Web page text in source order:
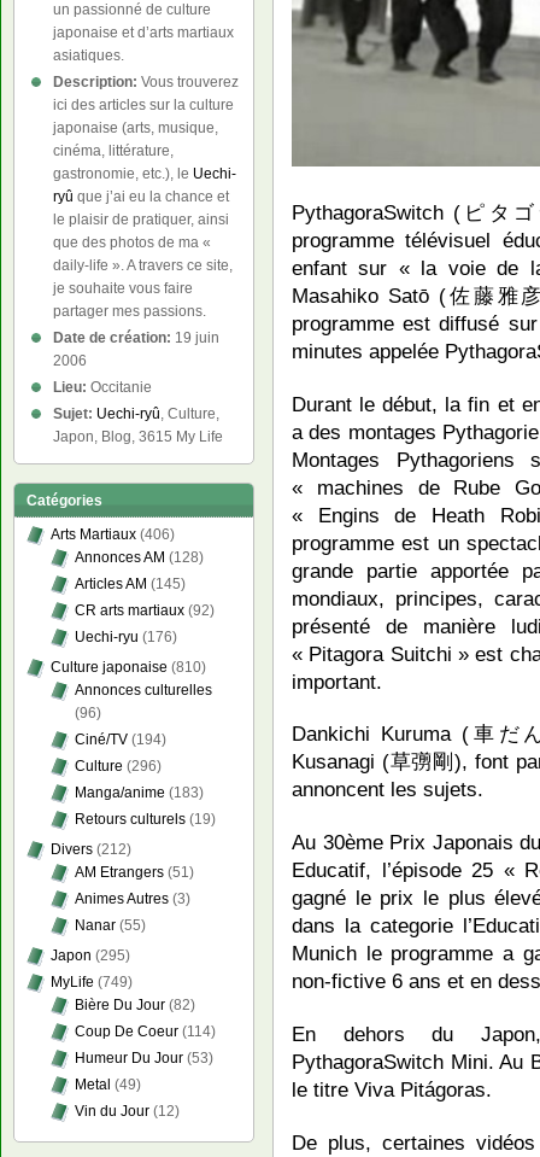
PythagoraSwitch (ピタ
programme télévisuel
enfant sur « la voie de
Masahiko Satō (佐藤雅
programme est diffusé
minutes appelée
Durant le début, la fin et
a des montages
Montages
« machines de Rube
« Engins de Heath
programme est un
grande partie apportée
mondiaux, principes,
présenté de manière
« Pitagora Suitchi » est
important.
Dankichi Kuruma (車だ
Kusanagi (草彅剛), font
annoncent les sujets.
Au 30ème Prix Japonais
Educatif, l’épisode 25 «
gagné le prix le plus
dans la categorie
Munich le programme a
non-fictive 6 ans et en
En dehors du
PythagoraSwitch Mini. Au
le titre Viva Pitágoras.
De plus, certaines
un passionné de culture
japonaise et d’arts martiaux
asiatiques.
Description: Vous trouverez
ici des articles sur la culture
japonaise (arts, musique,
cinéma, littérature,
gastronomie, etc.), le Uechi-
ryû que j’ai eu la chance et
le plaisir de pratiquer, ainsi
que des photos de ma «
daily-life ». A travers ce site,
je souhaite vous faire
partager mes passions.
Date de création: 19 juin
2006
Lieu: Occitanie
Sujet: Uechi-ryû, Culture,
Japon, Blog, 3615 My Life
Catégories
Arts Martiaux (406)
Annonces AM (128)
Articles AM (145)
CR arts martiaux (92)
Uechi-ryu (176)
Culture japonaise (810)
Annonces culturelles
(96)
Ciné/TV (194)
Culture (296)
Manga/anime (183)
Retours culturels (19)
Divers (212)
AM Etrangers (51)
Animes Autres (3)
Nanar (55)
Japon (295)
MyLife (749)
Bière Du Jour (82)
Coup De Coeur (114)
Humeur Du Jour (53)
Metal (49)
Vin du Jour (12)